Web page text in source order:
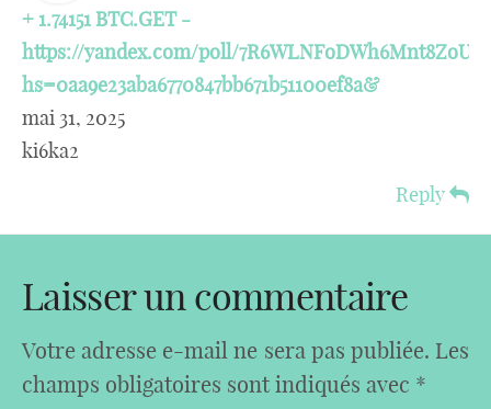
+ 1.74151 BTC.GET -
https://yandex.com/poll/
hs=0aa9e23aba6770847bb671b51100ef8a&
mai 31, 2025
ki6ka2
Reply
Laisser un commentaire
Votre adresse e-mail ne sera pas publiée. Les
champs obligatoires sont indiqués avec *